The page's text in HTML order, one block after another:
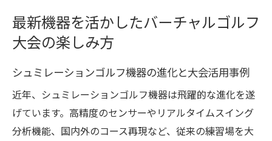
最新機器を活かしたバーチャルゴルフ
大会の楽しみ方
シュミレーションゴルフ機器の進化と大会活用事例
近年、シュミレーションゴルフ機器は飛躍的な進化を遂
げています。高精度のセンサーやリアルタイムスイング
分析機能、国内外のコース再現など、従来の練習場を大